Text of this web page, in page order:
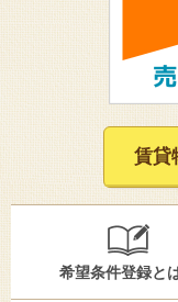
賃貸
希望条件登録と